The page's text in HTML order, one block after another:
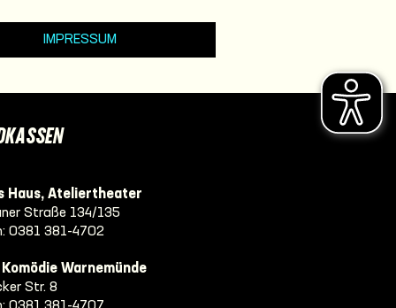
IMPRESSUM
Haus, Ateliertheater
Straße 134/135
0381 381-4702
Warnemünde
Str. 8